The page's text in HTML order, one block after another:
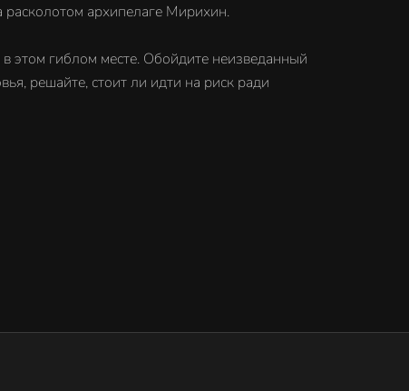
расколотом архипелаге Мирихин.
этом гиблом месте. Обойдите неизведанный
решайте, стоит ли идти на риск ради